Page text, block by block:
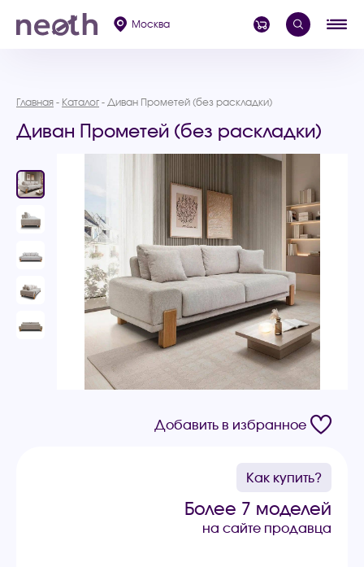
Москва
Главная Каталог Диван Прометей (без раскладки)
Диван Прометей (без раскладки)
Добавить в избранное
Как купить?
Более 7 моделей
на сайте продавца